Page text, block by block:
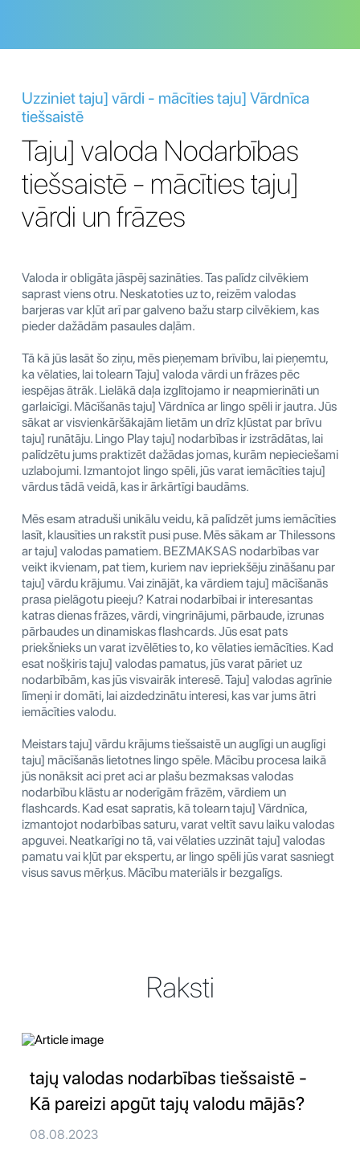
Uzziniet taju] vārdi - mācīties taju] Vārdnīca
tiešsaistē
Taju] valoda Nodarbības
tiešsaistē - mācīties taju]
vārdi un frāzes
Valoda ir obligāta jāspēj sazināties. Tas palīdz cilvēkiem
saprast viens otru. Neskatoties uz to, reizēm valodas
barjeras var kļūt arī par galveno bažu starp cilvēkiem, kas
pieder dažādām pasaules daļām.
Tā kā jūs lasāt šo ziņu, mēs pieņemam brīvību, lai pieņemtu,
ka vēlaties, lai tolearn Taju] valoda vārdi un frāzes pēc
iespējas ātrāk. Lielākā daļa izglītojamo ir neapmierināti un
garlaicīgi. Mācīšanās taju] Vārdnīca ar lingo spēli ir jautra. Jūs
sākat ar visvienkāršākajām lietām un drīz kļūstat par brīvu
taju] runātāju. Lingo Play taju] nodarbības ir izstrādātas, lai
palīdzētu jums praktizēt dažādas jomas, kurām nepieciešami
uzlabojumi. Izmantojot lingo spēli, jūs varat iemācīties taju]
vārdus tādā veidā, kas ir ārkārtīgi baudāms.
Mēs esam atraduši unikālu veidu, kā palīdzēt jums iemācīties
lasīt, klausīties un rakstīt pusi puse. Mēs sākam ar Thilessons
ar taju] valodas pamatiem. BEZMAKSAS nodarbības var
veikt ikvienam, pat tiem, kuriem nav iepriekšēju zināšanu par
taju] vārdu krājumu. Vai zinājāt, ka vārdiem taju] mācīšanās
prasa pielāgotu pieeju? Katrai nodarbībai ir interesantas
katras dienas frāzes, vārdi, vingrinājumi, pārbaude, izrunas
pārbaudes un dinamiskas flashcards. Jūs esat pats
priekšnieks un varat izvēlēties to, ko vēlaties iemācīties. Kad
esat nošķiris taju] valodas pamatus, jūs varat pāriet uz
nodarbībām, kas jūs visvairāk interesē. Taju] valodas agrīnie
līmeņi ir domāti, lai aizdedzinātu interesi, kas var jums ātri
iemācīties valodu.
Meistars taju] vārdu krājums tiešsaistē un auglīgi un auglīgi
taju] mācīšanās lietotnes lingo spēle. Mācību procesa laikā
jūs nonāksit aci pret aci ar plašu bezmaksas valodas
nodarbību klāstu ar noderīgām frāzēm, vārdiem un
flashcards. Kad esat sapratis, kā tolearn taju] Vārdnīca,
izmantojot nodarbības saturu, varat veltīt savu laiku valodas
apguvei. Neatkarīgi no tā, vai vēlaties uzzināt taju] valodas
pamatu vai kļūt par ekspertu, ar lingo spēli jūs varat sasniegt
visus savus mērķus. Mācību materiāls ir bezgalīgs.
Raksti
tajų valodas nodarbības tiešsaistē -
Kā pareizi apgūt tajų valodu mājās?
08.08.2023